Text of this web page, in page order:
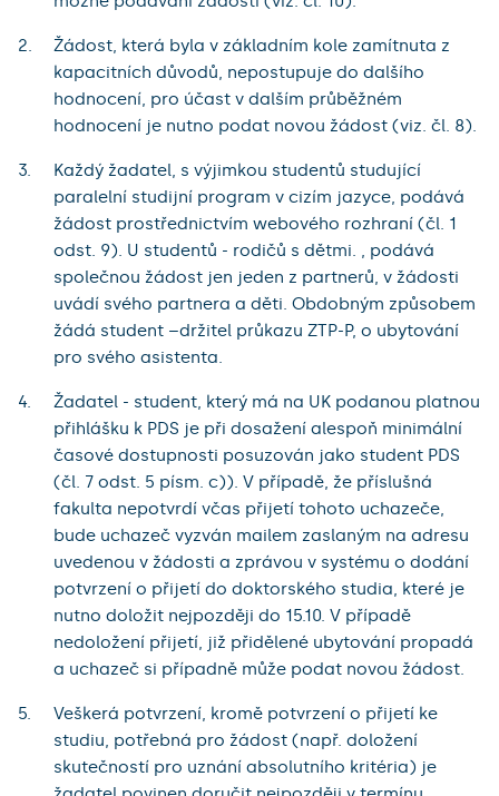
Žádost, která byla v základním kole zamítnuta z
kapacitních důvodů, nepostupuje do dalšího
hodnocení, pro účast v dalším průběžném
hodnocení je nutno podat novou žádost (viz. čl. 8).
Každý žadatel, s výjimkou studentů studující
paralelní studijní program v cizím jazyce, podává
žádost prostřednictvím webového rozhraní (čl. 1
odst. 9). U studentů - rodičů s dětmi. , podává
společnou žádost jen jeden z partnerů, v žádosti
uvádí svého partnera a děti. Obdobným způsobem
žádá student –držitel průkazu ZTP-P, o ubytování
pro svého asistenta.
Žadatel - student, který má na UK podanou platnou
přihlášku k PDS je při dosažení alespoň minimální
časové dostupnosti posuzován jako student PDS
(čl. 7 odst. 5 písm. c)). V případě, že příslušná
fakulta nepotvrdí včas přijetí tohoto uchazeče,
bude uchazeč vyzván mailem zaslaným na adresu
uvedenou v žádosti a zprávou v systému o dodání
potvrzení o přijetí do doktorského studia, které je
nutno doložit nejpozději do 15.10. V případě
nedoložení přijetí, již přidělené ubytování propadá
a uchazeč si případně může podat novou žádost.
Veškerá potvrzení, kromě potvrzení o přijetí ke
studiu, potřebná pro žádost (např. doložení
skutečností pro uznání absolutního kritéria) je